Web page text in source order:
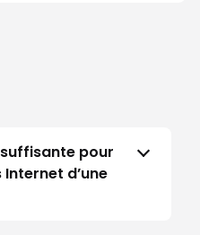
pour
d’une